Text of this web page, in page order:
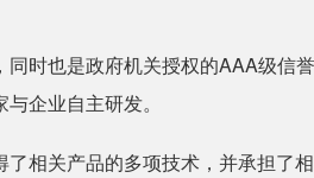
时也是政府机关授权的AAA级信
企业自主研发。
相关产品的多项技术，并承担了